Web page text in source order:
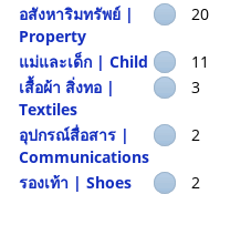
อสังหาริมทรัพย์ |
Property
20
แม่และเด็ก | Child
11
เสื้อผ้า สิ่งทอ |
Textiles
3
อุปกรณ์สื่อสาร |
Communications
2
รองเท้า | Shoes 2